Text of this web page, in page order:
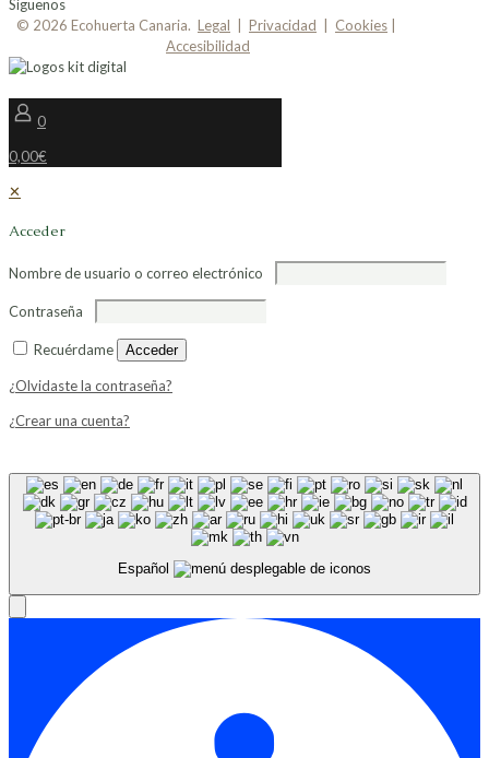
Síguenos
© 2026 Ecohuerta Canaria. Legal Privacidad Cookies
Accesibilidad
0
0,00€
✕
Acceder
Nombre de usuario o correo electrónico
Contraseña
Recuérdame Acceder
¿Olvidaste la contraseña?
¿Crear una cuenta?
Español